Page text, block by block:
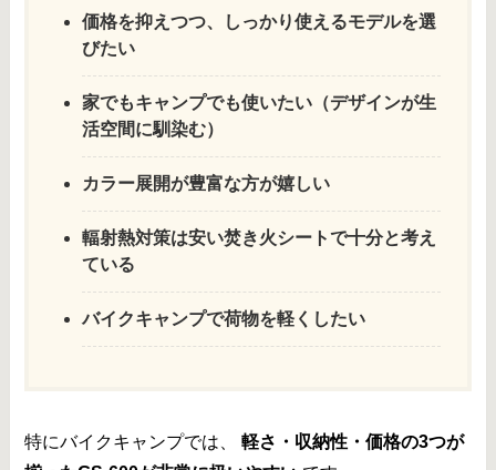
価格を抑えつつ、しっかり使えるモデルを選
びたい
家でもキャンプでも使いたい（デザインが生
活空間に馴染む）
カラー展開が豊富な方が嬉しい
輻射熱対策は安い焚き火シートで十分と考え
ている
バイクキャンプで荷物を軽くしたい
特にバイクキャンプでは、軽さ・収納性・価格の3つが